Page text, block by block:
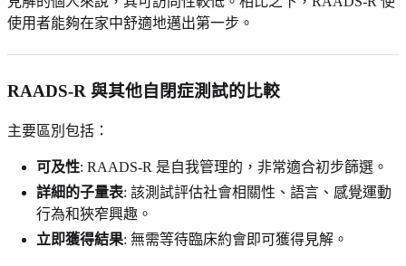
使用者能夠在家中舒適地邁出第一步。
RAADS-R 與其他自閉症測試的比較
主要區別包括：
可及性: RAADS-R 是自我管理的，非常適合初步篩選。
詳細的子量表: 該測試評估社會相關性、語言、感覺運動
行為和狹窄興趣。
立即獲得結果: 無需等待臨床約會即可獲得見解。